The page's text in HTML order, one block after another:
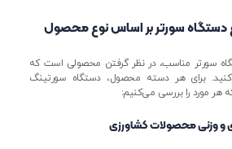
دستگاه سورتر بر اساس نوع محصول
سورتر مناسب، در نظر گرفتن محصولی است که
برای هر دسته محصول، دستگاه سورتینگ
هر مورد را بررسی می‌کنیم:
و وزنی محصولات کشاورزی